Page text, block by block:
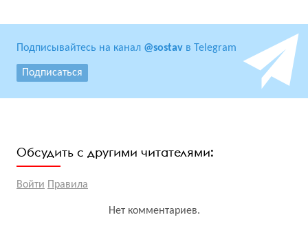
Подписывайтесь на канал @sostav в Telegram
Подписаться
Обсудить с другими читателями:
Войти Правила
Нет комментариев.